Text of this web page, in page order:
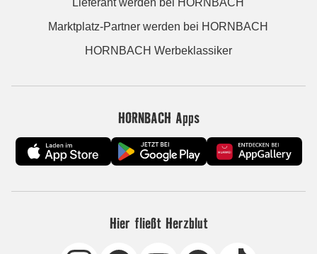
Lieferant werden bei HORNBACH
Marktplatz-Partner werden bei HORNBACH
HORNBACH Werbeklassiker
HORNBACH Apps
Hier fließt Herzblut